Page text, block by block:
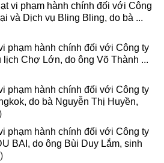
vi phạm hành chính đối với Công
và Dịch vụ Bling Bling, do bà ...
phạm hành chính đối với Công ty
lịch Chợ Lớn, do ông Võ Thành ...
phạm hành chính đối với Công ty
do bà Nguyễn Thị Huyền,
phạm hành chính đối với Công ty
BAI, do ông Bùi Duy Lắm, sinh